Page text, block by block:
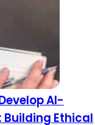
AI-
Ethical